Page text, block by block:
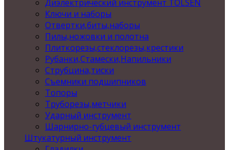
Диэлектрический инструмент TOLSEN
Ключи и наборы
Отвертки,биты,наборы
Пилы,ножовки и полотна
Плиткорезы,стеклорезы,крестики
Рубанки,Стамески,Напильники
Струбцина,тиски
Съемники подшипников
Топоры
Труборезы,метчики
Ударный инструмент
Шарнирно-губцевый инструмент
Штукатурный инструмент